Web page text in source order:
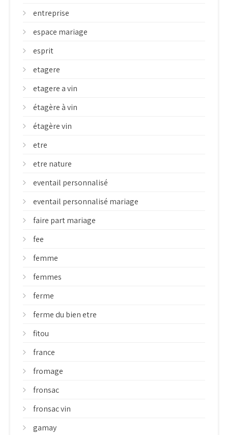
entreprise
espace mariage
esprit
etagere
etagere a vin
étagère à vin
étagère vin
etre
etre nature
eventail personnalisé
eventail personnalisé mariage
faire part mariage
fee
femme
femmes
ferme
ferme du bien etre
fitou
france
fromage
fronsac
fronsac vin
gamay